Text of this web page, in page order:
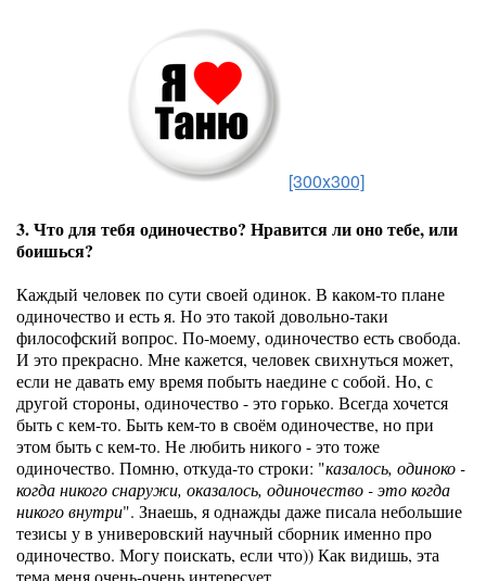
[300x300]
3. Что для тебя одиночество? Нравится ли оно тебе, или
боишься?
Каждый человек по сути своей одинок. В каком-то плане
одиночество и есть я. Но это такой довольно-таки
философский вопрос. По-моему, одиночество есть свобода.
И это прекрасно. Мне кажется, человек свихнуться может,
если не давать ему время побыть наедине с собой. Но, с
другой стороны, одиночество - это горько. Всегда хочется
быть с кем-то. Быть кем-то в своём одиночестве, но при
этом быть с кем-то. Не любить никого - это тоже
одиночество. Помню, откуда-то строки: "казалось, одиноко -
когда никого снаружи, оказалось, одиночество - это когда
никого внутри". Знаешь, я однажды даже писала небольшие
тезисы у в универовский научный сборник именно про
одиночество. Могу поискать, если что)) Как видишь, эта
тема меня очень-очень интересует.